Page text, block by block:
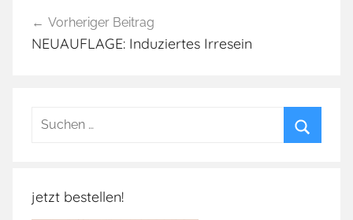
Vorheriger Beitrag
NEUAUFLAGE: Induziertes Irresein
Suchen
jetzt bestellen!